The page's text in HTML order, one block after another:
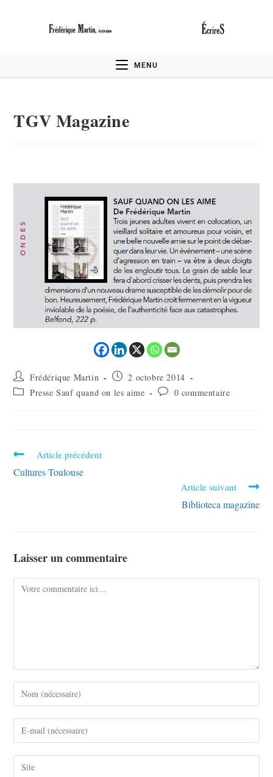
MENU
TGV Magazine
Frédérique Martin
2 octobre 2014
Presse Sauf quand on les aime
0 commentaire
Article précédent
Cultures Toulouse
Article suivant
Biblioteca magazine
Laisser un commentaire